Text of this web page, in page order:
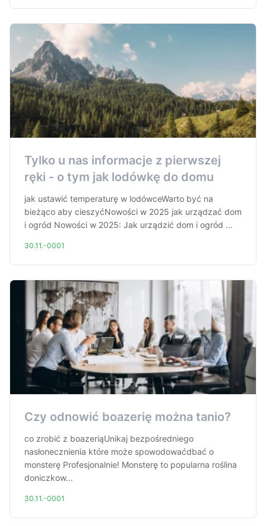
Tylko u nas informacje z pierwszej
ręki - o tym jak lodówkę do domu
jak ustawić temperaturę w lodówceWarto być na
bieżąco aby cieszyćNowości w 2025 jak urządzać dom
i ogród Nowości w 2025: Jak urządzić dom i ogród ...
30.11.-0001
Czy odnowić boazerię można tanio?
co zrobić z boazeriąUnikaj bezpośredniego
nasłonecznienia które może spowodowaćdbać o
monsterę Profesjonalnie! Monsterę to popularna roślina
doniczkow...
30.11.-0001